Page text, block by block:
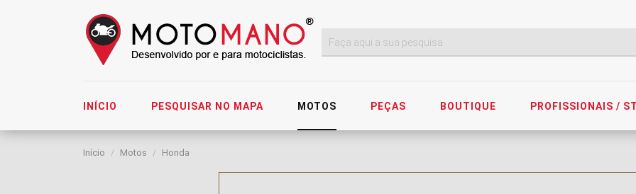
INÍCIO PESQUISAR NO MAPA MOTOS PEÇAS BOUTIQUE PROFISSIONAIS /
Início Motos Honda